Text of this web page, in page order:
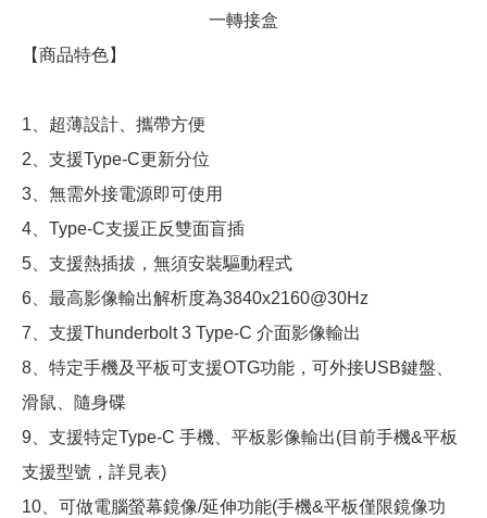
一轉接盒
【商品特色】
1、超薄設計、攜帶方便
2、支援Type-C更新分位
3、無需外接電源即可使用
4、Type-C支援正反雙面盲插
5、支援熱插拔，無須安裝驅動程式
6、最高影像輸出解析度為3840x2160@30Hz
7、支援Thunderbolt 3 Type-C 介面影像輸出
8、特定手機及平板可支援OTG功能，可外接USB鍵盤、
滑鼠、隨身碟
9、支援特定Type-C 手機、平板影像輸出(目前手機&平板
支援型號，詳見表)
10、可做電腦螢幕鏡像/延伸功能(手機&平板僅限鏡像功